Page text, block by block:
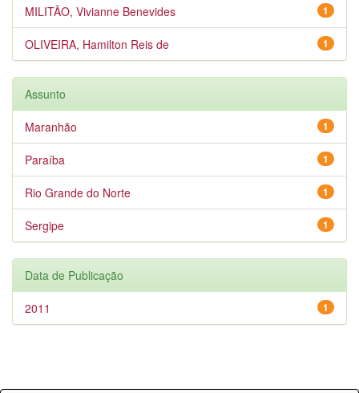
1
MILITÃO, Vivianne Benevides
1
OLIVEIRA, Hamilton Reis de
Assunto
1
Maranhão
1
Paraíba
1
Rio Grande do Norte
1
Sergipe
Data de Publicação
1
2011